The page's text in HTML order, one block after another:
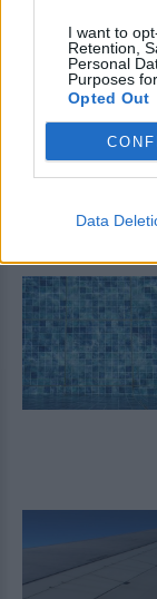
I want to
Retention,
Personal
Purposes
Opted Out
Data